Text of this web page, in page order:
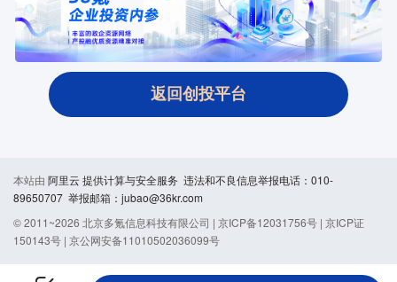
返回创投平台
本站由 阿里云 提供计算与安全服务 违法和不良信息举报电话：010-
89650707 举报邮箱：jubao@36kr.com
© 2011~2026 北京多氪信息科技有限公司 | 京ICP备12031756号 | 京ICP证
150143号 | 京公网安备11010502036099号